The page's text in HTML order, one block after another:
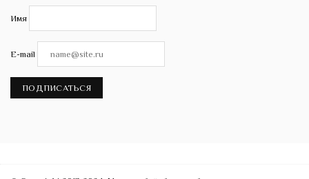
Имя
E-mail
ПОДПИСАТЬСЯ